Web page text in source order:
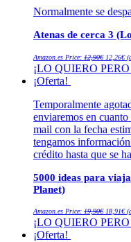
Normalmente se
Atenas de cerca 3
Amazon.es Price: 12,90€precio
original
era:
12,26€
es:
¡LO QUIERO
¡Oferta!
Temporalmente
enviaremos en
mail con la fecha
tengamos
crédito hasta que se
5000 ideas para
Planet)
Amazon.es Price: 19,90€precio
original
era:
18,91€
es:
¡LO QUIERO
¡Oferta!